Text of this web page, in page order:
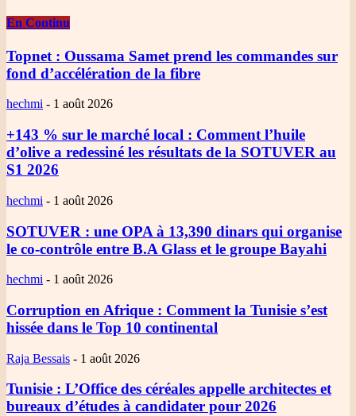
En Continu
Topnet : Oussama Samet prend les commandes sur
fond d’accélération de la fibre
hechmi - 1 août 2026
+143 % sur le marché local : Comment l’huile
d’olive a redessiné les résultats de la SOTUVER au
S1 2026
hechmi - 1 août 2026
SOTUVER : une OPA à 13,390 dinars qui organise
le co-contrôle entre B.A Glass et le groupe Bayahi
hechmi - 1 août 2026
Corruption en Afrique : Comment la Tunisie s’est
hissée dans le Top 10 continental
Raja Bessais - 1 août 2026
Tunisie : L’Office des céréales appelle architectes et
bureaux d’études à candidater pour 2026